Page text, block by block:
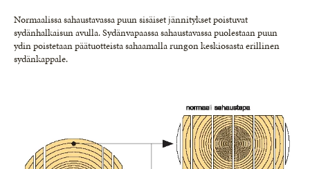
Normaalissa sahaustavassa puun sisäiset jännitykset poistuvat
sydänhalkaisun avulla. Sydänvapaassa sahaustavassa puolestaan puun
ydin poistetaan päätuotteista sahaamalla rungon keskiosasta erillinen
sydänkappale.